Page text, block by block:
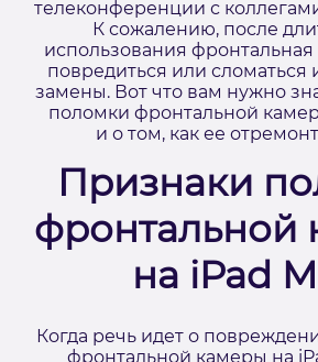
телеконференции с
К сожалению, после
использования
повредиться или сломаться
замены. Вот что вам нужно
поломки фронтальной
и о том, как ее
Признаки
фронтальной
на iPad
Когда речь идет о
фронтальной камеры на